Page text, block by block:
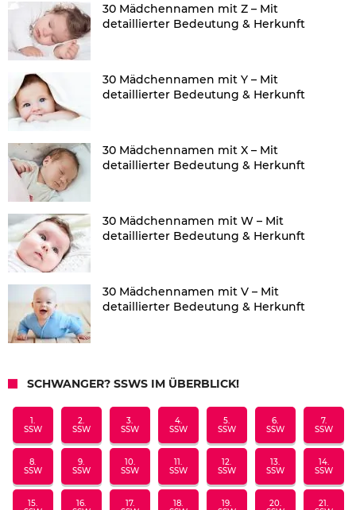
30 Mädchennamen mit Z – Mit
detaillierter Bedeutung & Herkunft
30 Mädchennamen mit Y – Mit
detaillierter Bedeutung & Herkunft
30 Mädchennamen mit X – Mit
detaillierter Bedeutung & Herkunft
30 Mädchennamen mit W – Mit
detaillierter Bedeutung & Herkunft
30 Mädchennamen mit V – Mit
detaillierter Bedeutung & Herkunft
SCHWANGER? SSWS IM ÜBERBLICK!
1.
SSW
2.
SSW
3.
SSW
4.
SSW
5.
SSW
6.
SSW
7.
SSW
8.
SSW
9.
SSW
10.
SSW
11.
SSW
12.
SSW
13.
SSW
14.
SSW
15.
16.
17.
18.
19.
20.
21.